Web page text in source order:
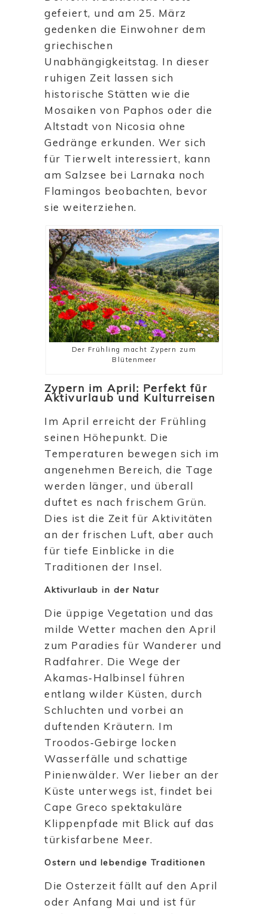
gefeiert, und am 25. März
gedenken die Einwohner dem
griechischen
Unabhängigkeitstag. In dieser
ruhigen Zeit lassen sich
historische Stätten wie die
Mosaiken von Paphos oder die
Altstadt von Nicosia ohne
Gedränge erkunden. Wer sich
für Tierwelt interessiert, kann
am Salzsee bei Larnaka noch
Flamingos beobachten, bevor
sie weiterziehen.
Der Frühling macht Zypern zum
Blütenmeer
Zypern im April: Perfekt für
Aktivurlaub und Kulturreisen
Im April erreicht der Frühling
seinen Höhepunkt. Die
Temperaturen bewegen sich im
angenehmen Bereich, die Tage
werden länger, und überall
duftet es nach frischem Grün.
Dies ist die Zeit für Aktivitäten
an der frischen Luft, aber auch
für tiefe Einblicke in die
Traditionen der Insel.
Aktivurlaub in der Natur
Die üppige Vegetation und das
milde Wetter machen den April
zum Paradies für Wanderer und
Radfahrer. Die Wege der
Akamas‑Halbinsel führen
entlang wilder Küsten, durch
Schluchten und vorbei an
duftenden Kräutern. Im
Troodos‑Gebirge locken
Wasserfälle und schattige
Pinienwälder. Wer lieber an der
Küste unterwegs ist, findet bei
Cape Greco spektakuläre
Klippenpfade mit Blick auf das
türkisfarbene Meer.
Ostern und lebendige Traditionen
Die Osterzeit fällt auf den April
oder Anfang Mai und ist für